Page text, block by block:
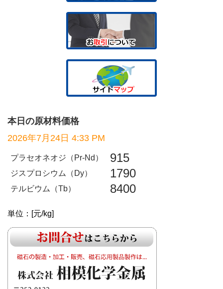
本日の原材料価格
2026年7月24日 4:33 PM
プラセオネオジ（Pr-Nd） 915
ジスプロシウム（Dy） 1790
テルビウム（Tb） 8400
単位：[元/kg]